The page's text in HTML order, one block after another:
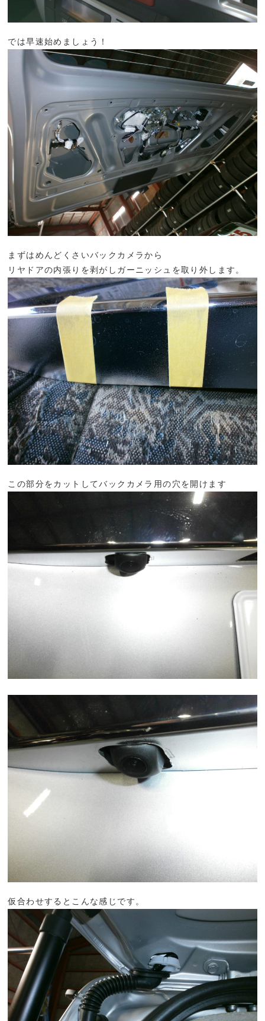
では早速始めましょう！
まずはめんどくさいバックカメラから
リヤドアの内張りを剥がしガーニッシュを取り外します。
この部分をカットしてバックカメラ用の穴を開けます
仮合わせするとこんな感じです。